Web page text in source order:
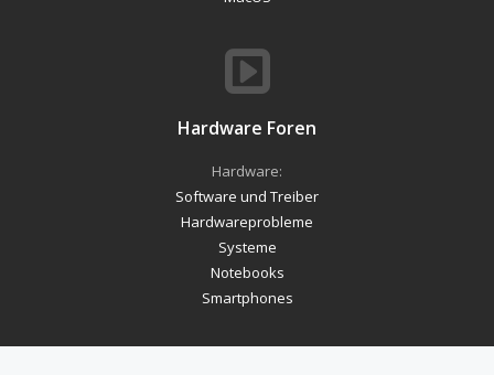
Hardware Foren
Hardware:
Software und Treiber
Hardwareprobleme
Systeme
Notebooks
Smartphones